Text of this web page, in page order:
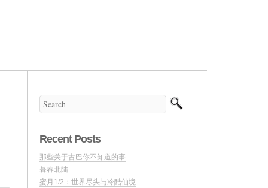
Recent Posts
那些关于古巴你不知道的事
暮春北陆
蜜月1/2：世界尽头与冷酷仙境